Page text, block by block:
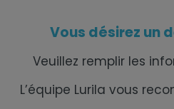
Vous désirez un
Veuillez remplir les
L’équipe Lurila vous